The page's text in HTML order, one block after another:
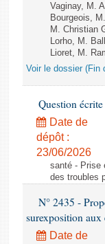
Vaginay, M.
Bourgeois,
M. Christian
Lorho, M.
Lioret, M.
Voir le dossier (Fin
Question
Date de
dépôt :
23/06/2026
santé - Prise
des troubles
N° 2435 -
surexposition aux
Date de